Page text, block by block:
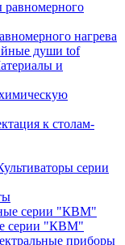
нагрева
души tof
и
к столам-
серии
серии "КВМ"
приборы